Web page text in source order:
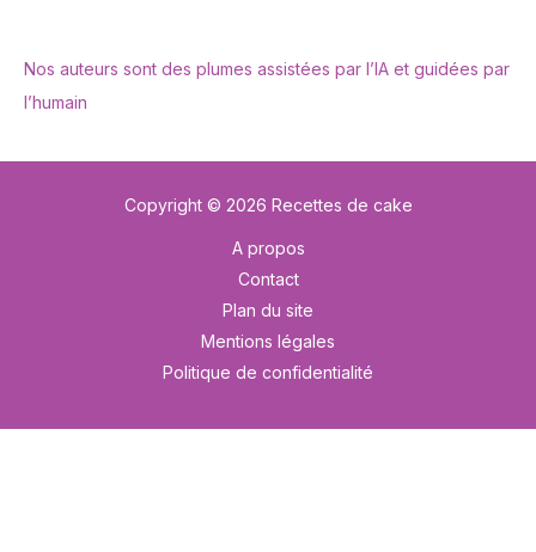
Nos auteurs sont des plumes assistées par l’IA et guidées par
l’humain
Copyright © 2026 Recettes de cake
A propos
Contact
Plan du site
Mentions légales
Politique de confidentialité